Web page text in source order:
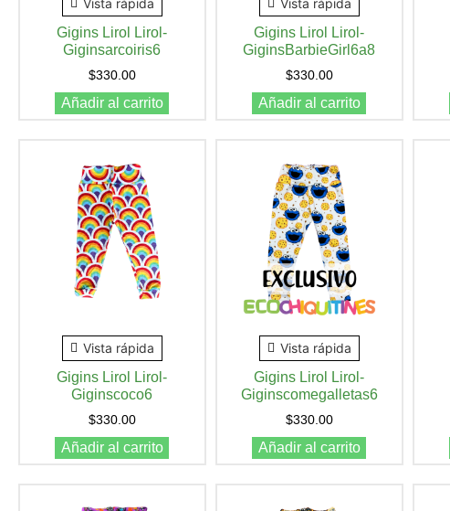
Gigins Lirol Lirol-
Giginsarcoiris6
$330.00
Añadir al carrito
Gigins Lirol Lirol-
GiginsBarbieGirl6a8
$330.00
Añadir al carrito
Vista rápida
Gigins Lirol Lirol-
Giginscoco6
$330.00
Añadir al carrito
Vista rápida
Gigins Lirol Lirol-
Giginscomegalletas6
$330.00
Añadir al carrito